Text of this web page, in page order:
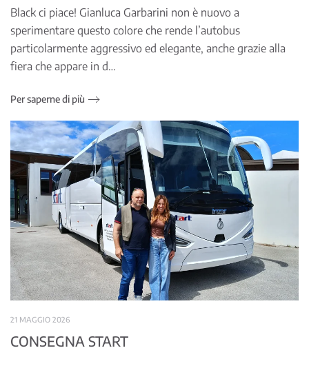
Black ci piace! Gianluca Garbarini non è nuovo a
sperimentare questo colore che rende l’autobus
particolarmente aggressivo ed elegante, anche grazie alla
fiera che appare in d…
Per saperne di più
21 MAGGIO 2026
CONSEGNA START